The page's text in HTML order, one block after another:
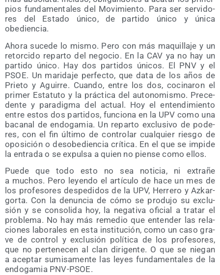
pios fun­da­men­ta­les del Movi­mien­to. Para ser ser­vi­do­
res del Esta­do úni­co, de par­ti­do úni­co y úni­ca
obediencia.
Aho­ra suce­de lo mis­mo. Pero con más maqui­lla­je y un
retor­ci­do repar­to del nego­cio. En la CAV ya no hay un
par­ti­do úni­co. Hay dos par­ti­dos úni­cos. El PNV y el
PSOE. Un mari­da­je per­fec­to, que data de los años de
Prie­to y Agui­rre. Cuan­do, entre los dos, coci­na­ron el
pri­mer Esta­tu­to y la prác­ti­ca del auto­no­mis­mo. Pre­ce­
den­te y para­dig­ma del actual. Hoy el enten­di­mien­to
entre estos dos par­ti­dos, fun­cio­na en la UPV como una
baca­nal de endo­ga­mia. Un repar­to exclu­si­vo de pode­
res, con el fin últi­mo de con­tro­lar cual­quier ries­go de
opo­si­ción o des­obe­dien­cia crí­ti­ca. En el que se impi­de
la entra­da o se expul­sa a quien no pien­se como ellos.
Pue­de que todo esto no sea noti­cia, ni extra­ñe
a muchos. Pero leyen­do el artícu­lo de hace un mes de
los pro­fe­so­res des­pe­di­dos de la UPV, Herre­ro y Azkar­
gor­ta. Con la denun­cia de cómo se pro­du­jo su exclu­
sión y se con­so­li­da hoy, la nega­ti­va ofi­cial a tra­tar el
pro­ble­ma. No hay más reme­dio que enten­der las rela­
cio­nes labo­ra­les en esta ins­ti­tu­ción, como un caso gra­
ve de con­trol y exclu­sión polí­ti­ca de los pro­fe­so­res,
que no per­te­ne­cen al clan diri­gen­te. O que se nie­gan
a acep­tar sumi­sa­men­te las leyes fun­da­men­ta­les de la
endo­ga­mia PNV-PSOE.